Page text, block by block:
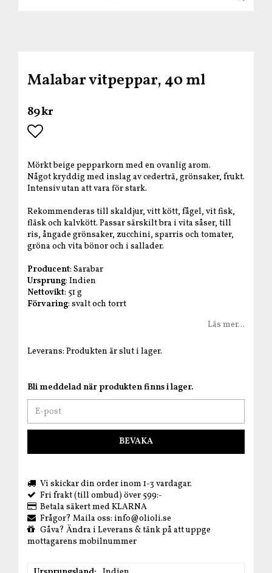
Malabar vitpeppar, 40 ml
89 kr
Lägg till i favoritlistan
Mörkt beige pepparkorn med en ovanlig arom.
Något kryddig med inslag av cederträ, grönsaker, frukt.
Intensiv utan att vara för stark.
Rekommenderas till skaldjur, vitt kött, fågel, vit fisk,
fläsk och kalvkött. Passar särskilt bra i vita såser, till
ris, ångade grönsaker, zucchini, sparris och tomater,
gröna och vita bönor och i sallader.
Producent: Sarabar
Ursprung: Indien
Nettovikt: 51 g
Förvaring: svalt och torrt
Läs mer...
Leverans: Produkten är slut i lager.
Bli meddelad när produkten finns i lager.
BEVAKA
Vi skickar din order inom 1-3 vardagar.
Fri frakt (till ombud) över 599:-
Betala säkert med KLARNA
Frågor? Maila oss: info@olioli.se
Gåva? Ändra i Leverans & tänk på att uppge
mottagarens mobilnummer